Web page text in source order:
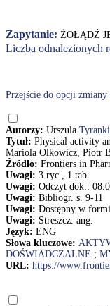
Zapytanie: ŻOŁĄDŹ
Liczba odnalezionych
Przejście do opcji
Autorzy: Urszula
Tytuł: Physical activity
Mariola Olkowicz, Piotr
Źródło: Frontiers in
Uwagi: 3 ryc., 1 tab.
Uwagi: Odczyt dok.:
Uwagi: Bibliogr. s. 9-11
Uwagi: Dostępny w
Uwagi: Streszcz. ang.
Język: ENG
Słowa kluczowe:
DOŚWIADCZALNE ;
URL: https://